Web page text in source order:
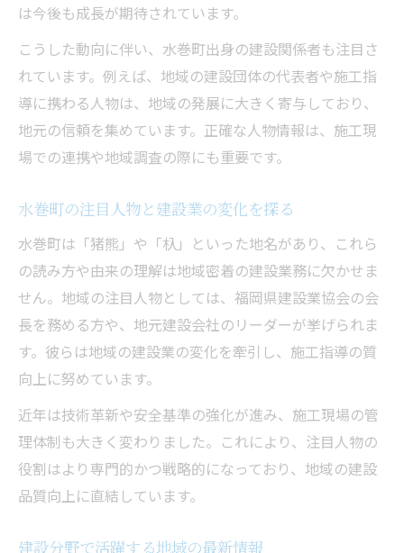
は今後も成長が期待されています。
こうした動向に伴い、水巻町出身の建設関係者も注目さ
れています。例えば、地域の建設団体の代表者や施工指
導に携わる人物は、地域の発展に大きく寄与しており、
地元の信頼を集めています。正確な人物情報は、施工現
場での連携や地域調査の際にも重要です。
水巻町の注目人物と建設業の変化を探る
水巻町は「猪熊」や「杁」といった地名があり、これら
の読み方や由来の理解は地域密着の建設業務に欠かせま
せん。地域の注目人物としては、福岡県建設業協会の会
長を務める方や、地元建設会社のリーダーが挙げられま
す。彼らは地域の建設業の変化を牽引し、施工指導の質
向上に努めています。
近年は技術革新や安全基準の強化が進み、施工現場の管
理体制も大きく変わりました。これにより、注目人物の
役割はより専門的かつ戦略的になっており、地域の建設
品質向上に直結しています。
建設分野で活躍する地域の最新情報